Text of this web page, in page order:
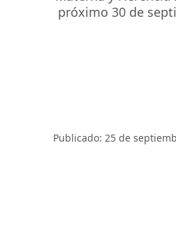
próximo 30 de
Publicado: 25 de